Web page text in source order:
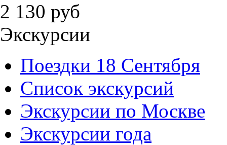
2 130 руб
Экскурсии
Поездки 18 Сентября
Список экскурсий
Экскурсии по Москве
Экскурсии года